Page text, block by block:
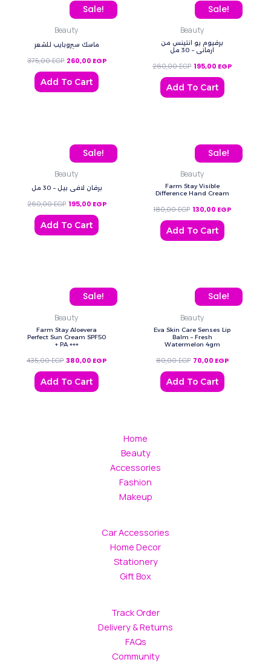
Sale!
Beauty
ماسك سيروبايب للشعر
375,00EGP
Original price was: 375,00 EGP.
260,00 EGP
Current price is: 260,00 EGP.
Add To Cart
Sale!
Beauty
برفيوم يو انتينس من
ارماني – 30 مل
260,00EGP
Original price was:
195,00 EGP
Current
Add To Cart
Sale!
Beauty
برفان لافي بيل – 30 مل
260,00EGP
Original price was: 260,00 EGP.
195,00 EGP
Current price is: 195,00 EGP.
Add To Cart
Sale!
Beauty
Farm Stay Visible
Difference Hand Cream
180,00EGP
Original price was:
130,00 EGP
Current
Add To Cart
Sale!
Beauty
Farm Stay Aloevera
Perfect Sun Cream SPF50
+ PA +++
435,00EGP
Original price was: 435,00 EGP.
380,00 EGP
Current price is: 380,00 EGP.
Add To Cart
Sale!
Beauty
Eva Skin Care Senses Lip
Balm – Fresh
Watermelon 4gm
80,00EGP
Original price was:
70,00 EGP
Current price
Add To Cart
Home
Beauty
Accessories
Fashion
Makeup
Car Accessories
Home Decor
Stationery
Gift Box
Track Order
Delivery & Returns
FAQs
Community